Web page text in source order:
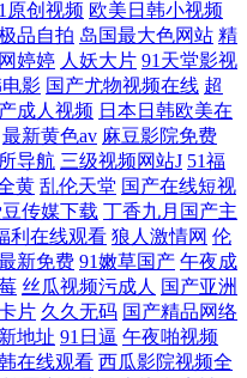
原创视频 欧美日韩小视频
品自拍 岛国最大色网站 精
婷婷 人妖大片 91天堂影视
影 国产尤物视频在线 超
成人视频 日本日韩欧美在
最新黄色av 麻豆影院免费
导航 三级视频网站J 51福
黄 乱伦天堂 国产在线短视
传媒下载 丁香九月国产主
利在线观看 狼人激情网 伦
新免费 91嫩草国产 午夜成
丝瓜视频污成人 国产亚洲
片 久久无码 国产精品网络
地址 91日逼 午夜啪视频
在线观看 西瓜影院视频全